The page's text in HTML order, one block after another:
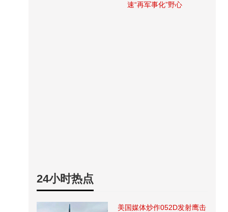
速“再军事化”野心
24小时热点
美国媒体炒作052D发射鹰击